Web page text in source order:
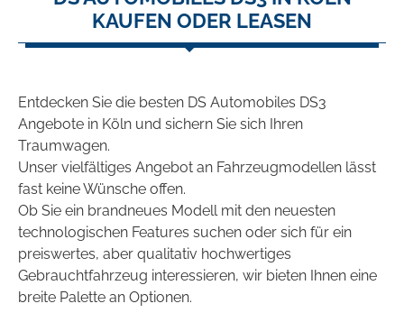
KAUFEN ODER LEASEN
Entdecken Sie die besten DS Automobiles DS3
Angebote in Köln und sichern Sie sich Ihren
Traumwagen.
Unser vielfältiges Angebot an Fahrzeugmodellen lässt
fast keine Wünsche offen.
Ob Sie ein brandneues Modell mit den neuesten
technologischen Features suchen oder sich für ein
preiswertes, aber qualitativ hochwertiges
Gebrauchtfahrzeug interessieren, wir bieten Ihnen eine
breite Palette an Optionen.